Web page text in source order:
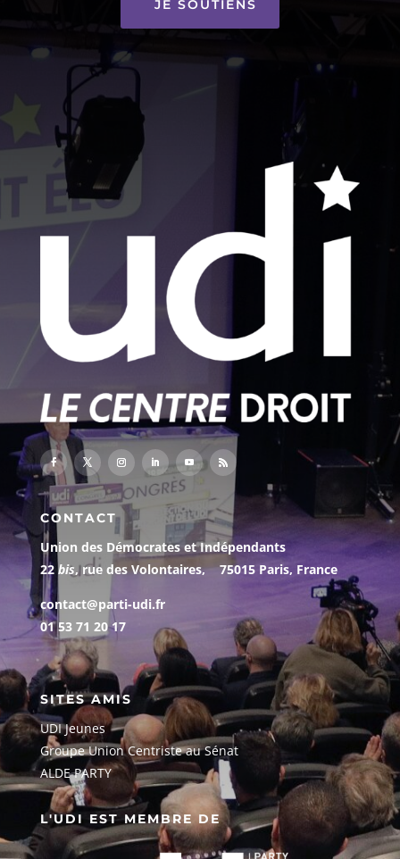
JE SOUTIENS
CONTACT
Union des Démocrates et Indépendants
22 bis, rue des Volontaires, 75015 Paris, France
contact@parti-udi.fr
01 53 71 20 17
SITES AMIS
UDI Jeunes
Groupe Union Centriste au Sénat
ALDE PARTY
L'UDI EST MEMBRE DE